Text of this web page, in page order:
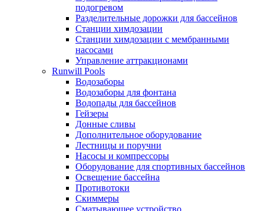
подогревом
Разделительные дорожки для бассейнов
Станции химдозации
Станции химдозации с мембранными
насосами
Управление аттракционами
Runwill Pools
Водозаборы
Водозаборы для фонтана
Водопады для бассейнов
Гейзеры
Донные сливы
Дополнительное оборудование
Лестницы и поручни
Насосы и компрессоры
Оборудование для спортивных бассейнов
Освещение бассейна
Противотоки
Скиммеры
Сматывающее устройство